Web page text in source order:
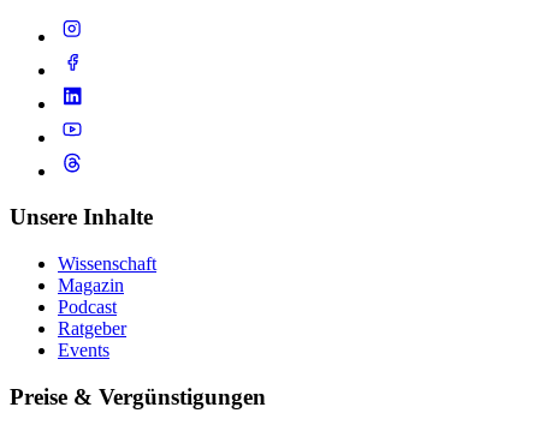
Unsere Inhalte
Wissenschaft
Magazin
Podcast
Ratgeber
Events
Preise & Vergünstigungen